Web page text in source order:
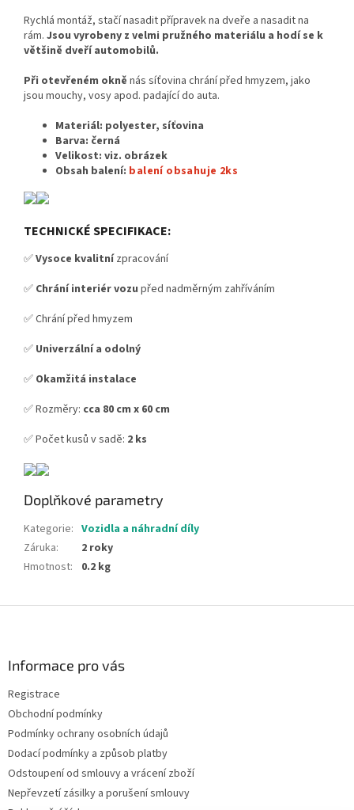
Rychlá montáž, stačí nasadit přípravek na dveře a nasadit na
rám. Jsou vyrobeny z velmi pružného materiálu a hodí se k
většině dveří automobilů.
Při otevřeném okně nás síťovina chrání před hmyzem, jako
jsou mouchy, vosy apod. padající do auta.
Materiál: polyester, síťovina
Barva: černá
Velikost: viz. obrázek
Obsah balení: balení obsahuje 2ks
TECHNICKÉ SPECIFIKACE:
✅Vysoce kvalitnízpracování
✅ Chrání interiér vozu před nadměrným zahříváním
✅ Chrání před hmyzem
✅ Univerzální a odolný
✅ Okamžitá instalace
✅ Rozměry: cca 80 cm x 60 cm
✅ Počet kusů v sadě: 2 ks
Doplňkové parametry
Kategorie: Vozidla a náhradní díly
Záruka:
2 roky
Hmotnost: 0.2 kg
Informace pro vás
Registrace
Obchodní podmínky
Podmínky ochrany osobních údajů
Dodací podmínky a způsob platby
Odstoupení od smlouvy a vrácení zboží
Nepřevzetí zásilky a porušení smlouvy